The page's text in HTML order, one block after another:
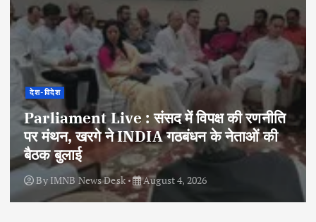
देश-विदेश
Parliament Live : संसद में विपक्ष की रणनीति
पर मंथन, खरगे ने INDIA गठबंधन के नेताओं की
बैठक बुलाई
ByIMNB News Desk August 4, 2026